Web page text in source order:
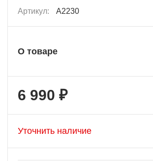
Артикул: A2230
О товаре
6 990 ₽
Уточнить наличие